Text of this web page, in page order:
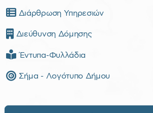
Διάρθρωση Υπηρεσιών
Διεύθυνση Δόμησης
Έντυπα-Φυλλάδια
Σήμα - Λογότυπο Δήμου